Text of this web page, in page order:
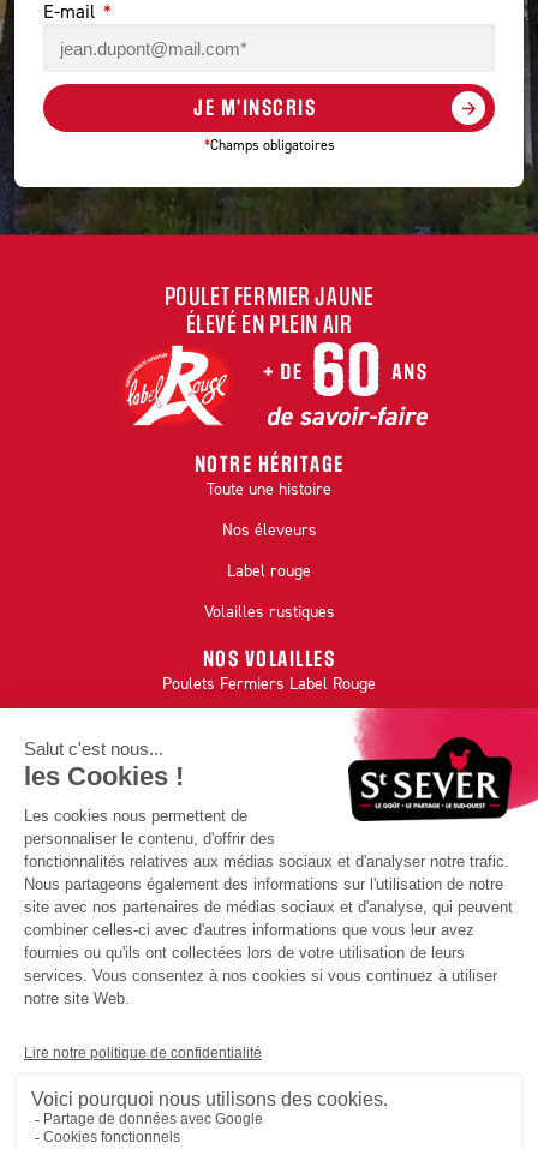
E-mail
JE M'INSCRIS
*Champs obligatoires
POULET FERMIER JAUNE
ÉLEVÉ EN PLEIN AIR
NOTRE HÉRITAGE
Toute une histoire
Nos éleveurs
Label rouge
Volailles rustiques
NOS VOLAILLES
Poulets Fermiers Label Rouge
Autres volailles et abats
Volailles festives Label Rouge
Canards IGP Sud-Ouest
INFORMATIONS
Nous contacter
Mentions légales